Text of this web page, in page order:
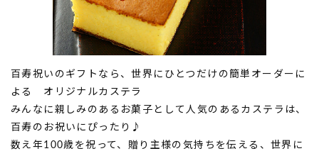
百寿祝いのギフトなら、世界にひとつだけの簡単オーダーに
よる オリジナルカステラ
みんなに親しみのあるお菓子として人気のあるカステラは、
百寿のお祝いにぴったり♪
数え年100歳を祝って、贈り主様の気持ちを伝える、世界に